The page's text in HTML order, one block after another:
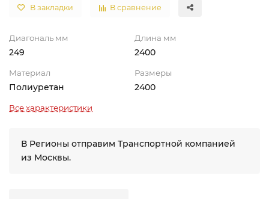
В закладки В сравнение
Диагональ мм
249
Длина мм
2400
Материал
Полиуретан
Размеры
2400
Все характеристики
В Регионы отправим Транспортной компанией
из Москвы.